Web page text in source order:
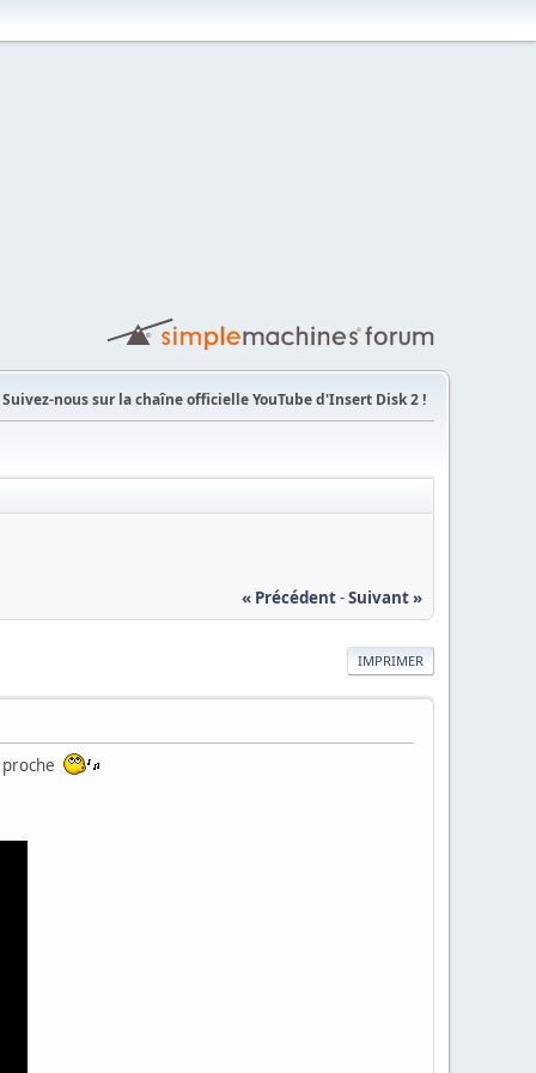
Suivez-nous sur la chaîne officielle YouTube d'Insert Disk 2 !
« Précédent-Suivant »
IMPRIMER